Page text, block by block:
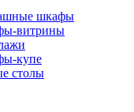
шкафы
витрины
купе
столы